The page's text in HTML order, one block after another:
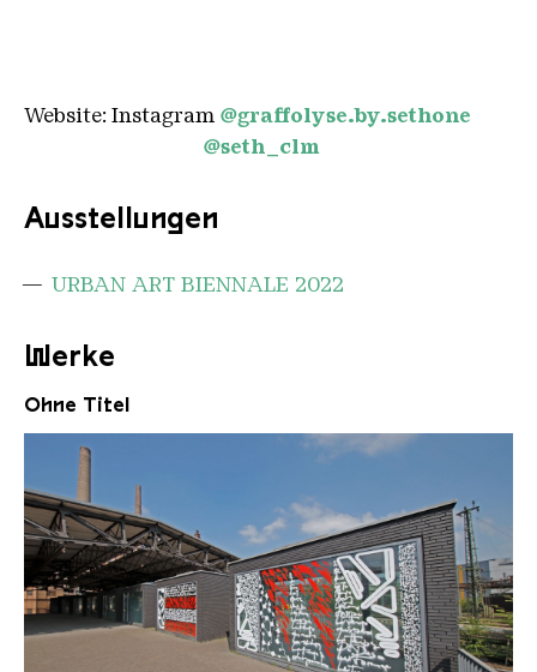
Website: Instagram @graffolyse.by.sethone
@seth_clm
Ausstellungen
URBAN ART BIENNALE 2022
Werke
Ohne Titel